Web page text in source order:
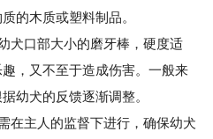
的木质或塑料制品。
口部大小的磨牙棒，硬度适
，又不至于造成伤害。一般来
幼犬的反馈逐渐调整。
主人的监督下进行，确保幼犬